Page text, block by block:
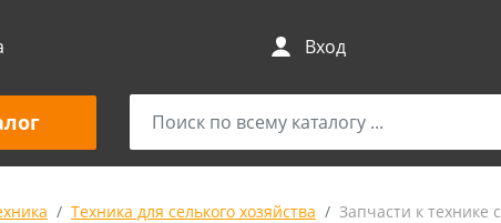
Вход
Техника для селького хозяйства Запчасти к технике